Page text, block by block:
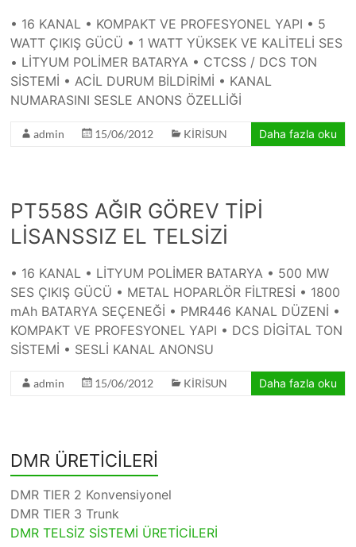
• 16 KANAL • KOMPAKT VE PROFESYONEL YAPI • 5
WATT ÇIKIŞ GÜCÜ • 1 WATT YÜKSEK VE KALİTELİ SES
• LİTYUM POLİMER BATARYA • CTCSS / DCS TON
SİSTEMİ • ACİL DURUM BİLDİRİMİ • KANAL
NUMARASINI SESLE ANONS ÖZELLİĞİ
admin 15/06/2012 KİRİSUN Daha fazla oku
PT558S AĞIR GÖREV TİPİ
LİSANSSIZ EL TELSİZİ
• 16 KANAL • LİTYUM POLİMER BATARYA • 500 MW
SES ÇIKIŞ GÜCÜ • METAL HOPARLÖR FİLTRESİ • 1800
mAh BATARYA SEÇENEĞİ • PMR446 KANAL DÜZENİ •
KOMPAKT VE PROFESYONEL YAPI • DCS DİGİTAL TON
SİSTEMİ • SESLİ KANAL ANONSU
admin 15/06/2012 KİRİSUN Daha fazla oku
DMR ÜRETİCİLERİ
DMR TIER 2 Konvensiyonel
DMR TIER 3 Trunk
DMR TELSİZ SİSTEMİ ÜRETİCİLERİ